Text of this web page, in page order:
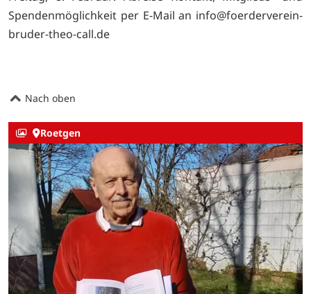
Spendenmöglichkeit per E-Mail an info@foerderverein-
bruder-theo-call.de
Nach oben
Roetgen